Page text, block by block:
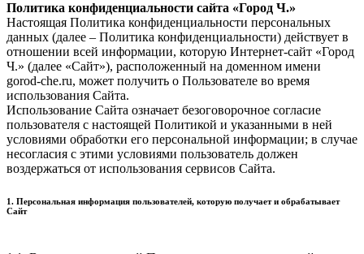
Политика конфиденциальности сайта «Город Ч.»
Настоящая Политика конфиденциальности персональных
данных (далее – Политика конфиденциальности) действует в
отношении всей информации, которую Интернет-сайт «Город
Ч.» (далее «Сайт»), расположенный на доменном имени
gorod-che.ru, может получить о Пользователе во время
использования Cайта.
Использование Сайта означает безоговорочное согласие
пользователя с настоящей Политикой и указанными в ней
условиями обработки его персональной информации; в случае
несогласия с этими условиями пользователь должен
воздержаться от использования сервисов Сайта.
1. Персональная информация пользователей, которую получает и обрабатывает
Сайт